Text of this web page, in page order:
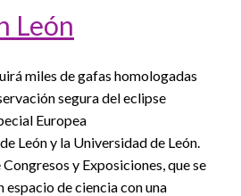
León
miles de gafas homologadas
segura del eclipse
Europea
León y la Universidad de León.
y Exposiciones, que se
de ciencia con una